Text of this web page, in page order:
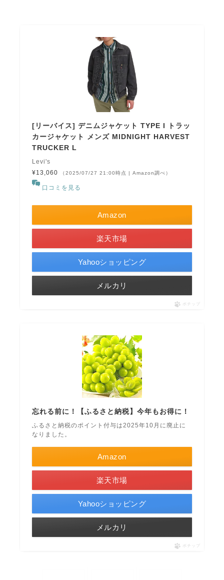
[リーバイス] デニムジャケット TYPE I トラッ
カージャケット メンズ MIDNIGHT HARVEST
TRUCKER L
Levi's
¥13,060
（2025/07/27 21:00時点 | Amazon調べ）
口コミを見る
Amazon
楽天市場
Yahooショッピング
メルカリ
ポチップ
忘れる前に！【ふるさと納税】今年もお得に！
ふるさと納税のポイント付与は2025年10月に廃止に
なりました。
Amazon
楽天市場
Yahooショッピング
メルカリ
ポチップ